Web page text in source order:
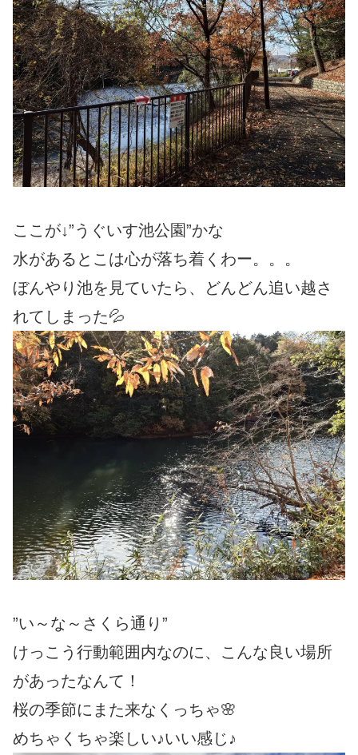
ここが↓”うぐいす池公園”かな
水があるとこは心が落ち着くわー。。。
ぼんやり池を見ていたら、どんどん追い越さ
れてしまった💦
”い～な～さくら通り”
けっこう行動範囲内なのに、こんな良い場所
があったなんて！
桜の季節にまた来なくっちゃ🌸
めちゃくちゃ楽しい♪いい感じ♪